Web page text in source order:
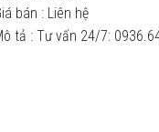
bán : Liên hệ
tả : Tư vấn 24/7: